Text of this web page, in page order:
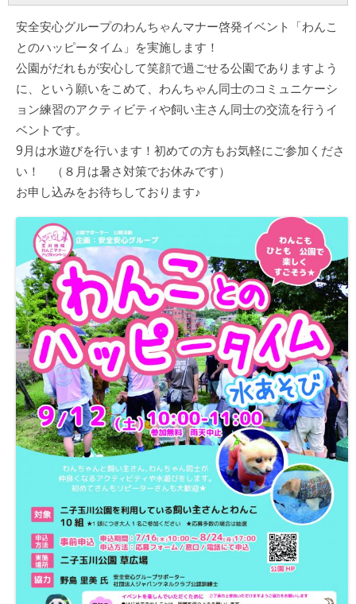
安全安心グループのわんちゃんマナー啓発イベント「わんこ
とのハッピータイム」を実施します！
公園がだれもが安心して笑顔で過ごせる公園でありますよう
に、という願いをこめて、わんちゃん同士のコミュニケーシ
ョン練習のアクティビティや飼い主さん同士の交流を行うイ
ベントです。
9月は水遊びを行います！初めての方もお気軽にご参加くださ
い！ （８月は暑さ対策でお休みです）
お申し込みをお待ちしております♪